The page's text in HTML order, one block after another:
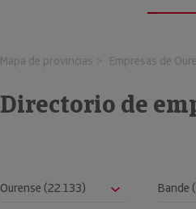
Mapa de provincias Empresas de
Directorio de